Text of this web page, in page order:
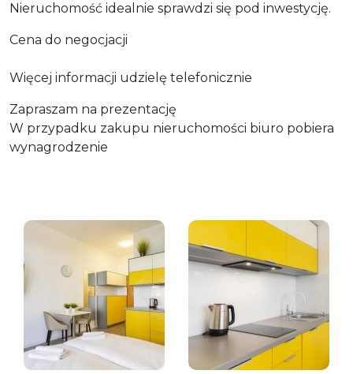
Nieruchomość idealnie sprawdzi się pod inwestycję.
Cena do negocjacji
Więcej informacji udzielę telefonicznie
Zapraszam na prezentację
W przypadku zakupu nieruchomości biuro pobiera
wynagrodzenie